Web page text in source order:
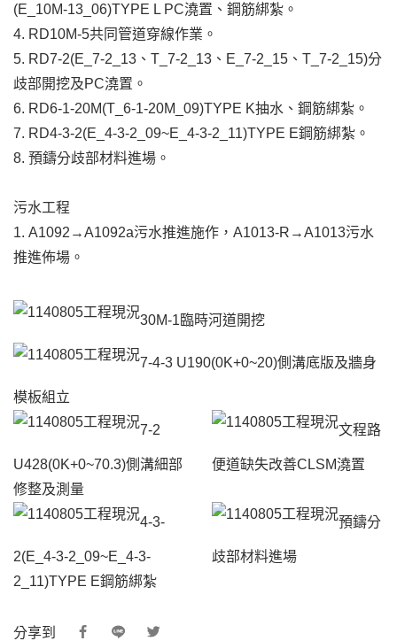
(E_10M-13_06)TYPE L PC澆置、鋼筋綁紮。
4. RD10M-5共同管道穿線作業。
5. RD7-2(E_7-2_13、T_7-2_13、E_7-2_15、T_7-2_15)分
歧部開挖及PC澆置。
6. RD6-1-20M(T_6-1-20M_09)TYPE K抽水、鋼筋綁紮。
7. RD4-3-2(E_4-3-2_09~E_4-3-2_11)TYPE E鋼筋綁紮。
8. 預鑄分歧部材料進場。
污水工程
1. A1092→A1092a污水推進施作，A1013-R→A1013污水
推進佈場。
30M-1臨時河道開挖
7-4-3 U190(0K+0~20)側溝底版及牆身
模板組立
7-2
U428(0K+0~70.3)側溝細部
修整及測量
文程路
便道缺失改善CLSM澆置
4-3-
2(E_4-3-2_09~E_4-3-
2_11)TYPE E鋼筋綁紮
預鑄分
歧部材料進場
分享到